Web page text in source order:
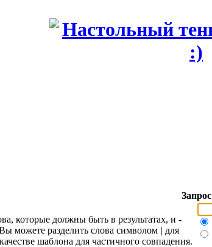
Запрос
которые должны быть в результатах, и -
можете разделить слова символом | для
шаблона для частичного совпадения.